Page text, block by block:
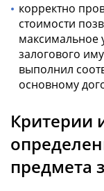
корректно
стоимости
максимальное
залогового
выполнил
основному
Критерии
предмета